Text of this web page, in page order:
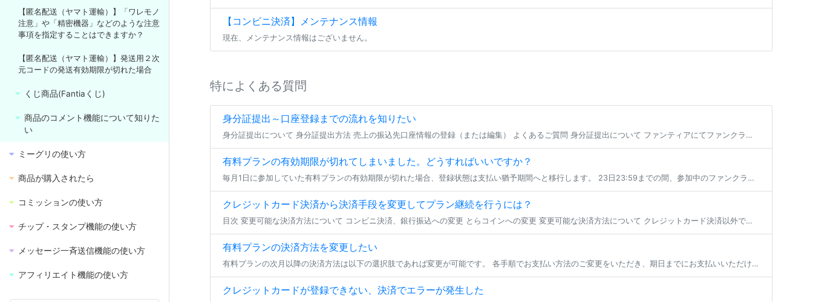
【匿名配送（ヤマト運輸）】「ワレモノ
注意」や「精密機器」などのような注意
事項を指定することはできますか？
【匿名配送（ヤマト運輸）】発送用２次
元コードの発送有効期限が切れた場合
くじ商品(Fantiaくじ)
商品のコメント機能について知りた
い
ミーグリの使い方
商品が購入されたら
コミッションの使い方
チップ・スタンプ機能の使い方
メッセージ一斉送信機能の使い方
アフィリエイト機能の使い方
【コンビニ決済】メンテナンス情報
現在、メンテナンス情報はございません。
特によくある質問
身分証提出～口座登録までの流れを知りたい
身分証提出について 身分証提出方法 売上の振込先口座情報の登録（または編集） よくあるご質問 身分証提出について ファンティアにてファンクラブを開設する場合、 全年齢・成人向けを問わず全てのファンクラブにて身分証の提出が […]
有料プランの有効期限が切れてしまいました。どうすればいいですか？
毎月1日に参加していた有料プランの有効期限が切れた場合、登録状態は支払い猶予期間へと移行します。 23日23:59までの間、参加中のファンクラブは無料プランへの仮移行状態となり、有効期限を更新せず24日となった場合にその […]
クレジットカード決済から決済手段を変更してプラン継続を行うには？
目次 変更可能な決済方法について コンビニ決済、銀行振込への変更 とらコインへの変更 変更可能な決済方法について クレジットカード決済以外で現在加入中の有料プラン継続を行いたい場合、 登録済みのクレジットカードを削除いた […]
有料プランの決済方法を変更したい
有料プランの次月以降の決済方法は以下の選択肢であれば変更が可能です。 各手順でお支払い方法のご変更をいただき、期日までにお支払いいただければ、プランの継続加入が可能となります。 ※現在加入いただいているプランから退会する […]
クレジットカードが登録できない、決済でエラーが発生した